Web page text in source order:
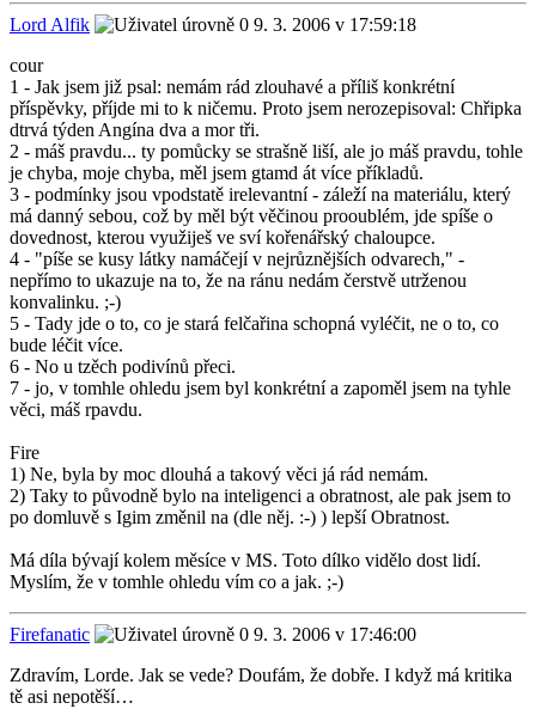
Lord Alfik
9. 3. 2006 v 17:59:18
cour
1 - Jak jsem již psal: nemám rád zlouhavé a příliš konkrétní
příspěvky, příjde mi to k ničemu. Proto jsem nerozepisoval: Chřipka
dtrvá týden Angína dva a mor tři.
2 - máš pravdu... ty pomůcky se strašně liší, ale jo máš pravdu, tohle
je chyba, moje chyba, měl jsem gtamd át více příkladů.
3 - podmínky jsou vpodstatě irelevantní - záleží na materiálu, který
má danný sebou, což by měl být věčinou prooublém, jde spíše o
dovednost, kterou využiješ ve sví kořenářský chaloupce.
4 - "píše se kusy látky namáčejí v nejrůznějších odvarech," -
nepřímo to ukazuje na to, že na ránu nedám čerstvě utrženou
konvalinku. ;-)
5 - Tady jde o to, co je stará felčařina schopná vyléčit, ne o to, co
bude léčit více.
6 - No u tzěch podivínů přeci.
7 - jo, v tomhle ohledu jsem byl konkrétní a zapoměl jsem na tyhle
věci, máš rpavdu.
Fire
1) Ne, byla by moc dlouhá a takový věci já rád nemám.
2) Taky to původně bylo na inteligenci a obratnost, ale pak jsem to
po domluvě s Igim změnil na (dle něj. :-) ) lepší Obratnost.
Má díla bývají kolem měsíce v MS. Toto dílko vidělo dost lidí.
Myslím, že v tomhle ohledu vím co a jak. ;-)
Firefanatic
9. 3. 2006 v 17:46:00
Zdravím, Lorde. Jak se vede? Doufám, že dobře. I když má kritika
tě asi nepotěší…